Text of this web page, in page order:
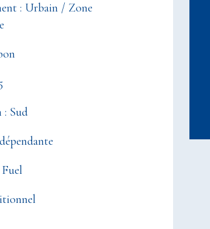
: Urbain / Zone
Sud